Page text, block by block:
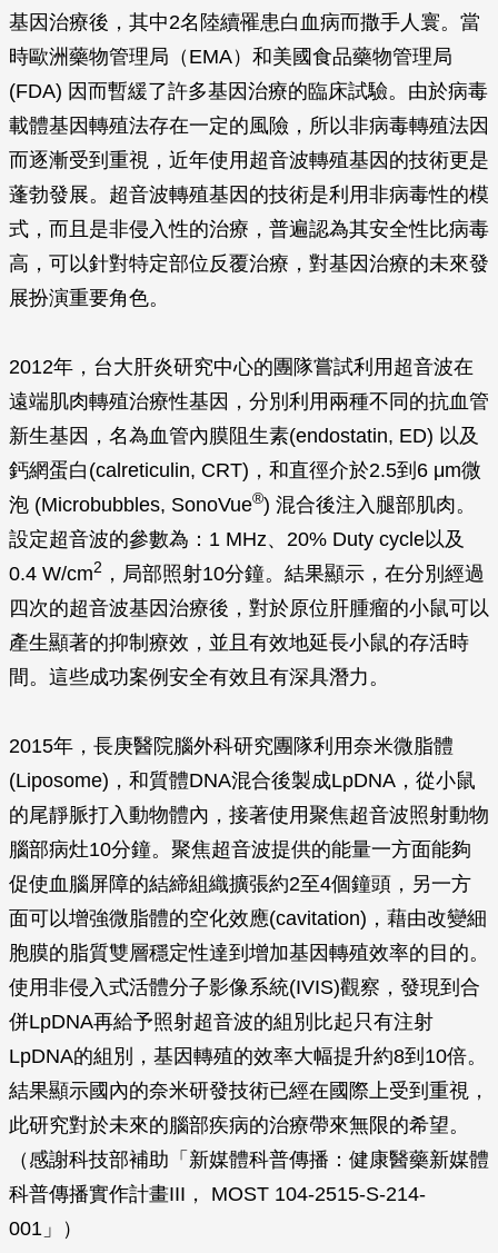
基因治療後，其中2名陸續罹患白血病而撒手人寰。當
時歐洲藥物管理局（EMA）和美國食品藥物管理局
(FDA) 因而暫緩了許多基因治療的臨床試驗。由於病毒
載體基因轉殖法存在一定的風險，所以非病毒轉殖法因
而逐漸受到重視，近年使用超音波轉殖基因的技術更是
蓬勃發展。超音波轉殖基因的技術是利用非病毒性的模
式，而且是非侵入性的治療，普遍認為其安全性比病毒
高，可以針對特定部位反覆治療，對基因治療的未來發
展扮演重要角色。
2012年，台大肝炎研究中心的團隊嘗試利用超音波在
遠端肌肉轉殖治療性基因，分別利用兩種不同的抗血管
新生基因，名為血管內膜阻生素(endostatin, ED) 以及
鈣網蛋白(calreticulin, CRT)，和直徑介於2.5到6 μm微
泡 (Microbubbles, SonoVue®) 混合後注入腿部肌肉。
設定超音波的參數為：1 MHz、20% Duty cycle以及
0.4 W/cm2 ，局部照射10分鐘。結果顯示，在分別經過
四次的超音波基因治療後，對於原位肝腫瘤的小鼠可以
產生顯著的抑制療效，並且有效地延長小鼠的存活時
間。這些成功案例安全有效且有深具潛力。
2015年，長庚醫院腦外科研究團隊利用奈米微脂體
(Liposome)，和質體DNA混合後製成LpDNA，從小鼠
的尾靜脈打入動物體內，接著使用聚焦超音波照射動物
腦部病灶10分鐘。聚焦超音波提供的能量一方面能夠
促使血腦屏障的結締組織擴張約2至4個鐘頭，另一方
面可以增強微脂體的空化效應(cavitation)，藉由改變細
胞膜的脂質雙層穩定性達到增加基因轉殖效率的目的。
使用非侵入式活體分子影像系統(IVIS)觀察，發現到合
併LpDNA再給予照射超音波的組別比起只有注射
LpDNA的組別，基因轉殖的效率大幅提升約8到10倍。
結果顯示國內的奈米研發技術已經在國際上受到重視，
此研究對於未來的腦部疾病的治療帶來無限的希望。
（感謝科技部補助「新媒體科普傳播：健康醫藥新媒體
科普傳播實作計畫III， MOST 104-2515-S-214-
001」）